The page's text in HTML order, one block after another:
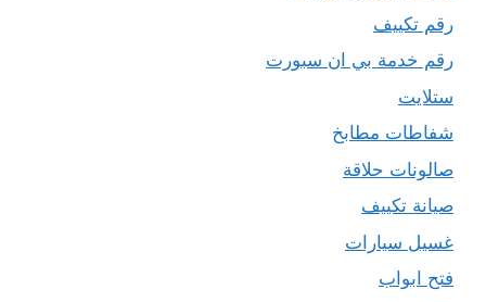
رقم تكييف
رقم خدمة بي ان سبورت
ستلايت
شفاطات مطابخ
صالونات حلاقة
صيانة تكييف
غسيل سيارات
فتح ابواب